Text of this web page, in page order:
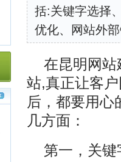
括:关键字选择
优化、网站外
在昆明网站
站,真正让客
后，都要用心
几方面：
第一，关键